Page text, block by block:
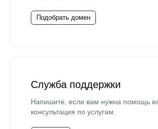
Подобрать домен
Служба поддержки
Напишите, если вам нужна помощь
консультация по услугам.